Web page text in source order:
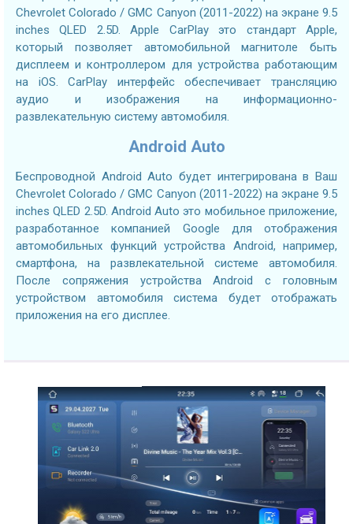
Chevrolet Colorado / GMC Canyon (2011-2022) на экране 9.5
inches QLED 2.5D. Apple CarPlay это стандарт Apple,
который позволяет автомобильной магнитоле быть
дисплеем и контроллером для устройства работающим
на iOS. CarPlay интерфейс обеспечивает трансляцию
аудио и изображения на информационно-
развлекательную систему автомобиля.
Android Auto
Беспроводной Android Auto будет интегрирована в Ваш
Chevrolet Colorado / GMC Canyon (2011-2022) на экране 9.5
inches QLED 2.5D. Android Auto это мобильное приложение,
разработанное компанией Google для отображения
автомобильных функций устройства Android, например,
смартфона, на развлекательной системе автомобиля.
После сопряжения устройства Android с головным
устройством автомобиля система будет отображать
приложения на его дисплее.
2.7GHZ CPU